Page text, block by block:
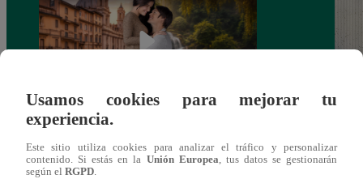
eres tú”: una historia de cartas y amor que
lo cambiará todo
Usamos cookies para mejorar tu
experiencia.
Este sitio utiliza cookies para analizar el tráfico y personalizar
contenido. Si estás en la Unión Europea , tus datos se gestionarán
según el RGPD